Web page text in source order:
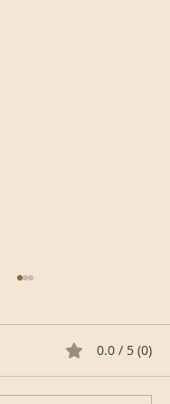
0.0 / 5 (0)